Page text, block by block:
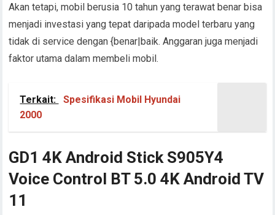
Akan tetapi, mobil berusia 10 tahun yang terawat benar bisa
menjadi investasi yang tepat daripada model terbaru yang
tidak di service dengan {benar|baik. Anggaran juga menjadi
faktor utama dalam membeli mobil.
Terkait:
Spesifikasi Mobil Hyundai
2000
GD1 4K Android Stick S905Y4
Voice Control BT 5.0 4K Android TV
11